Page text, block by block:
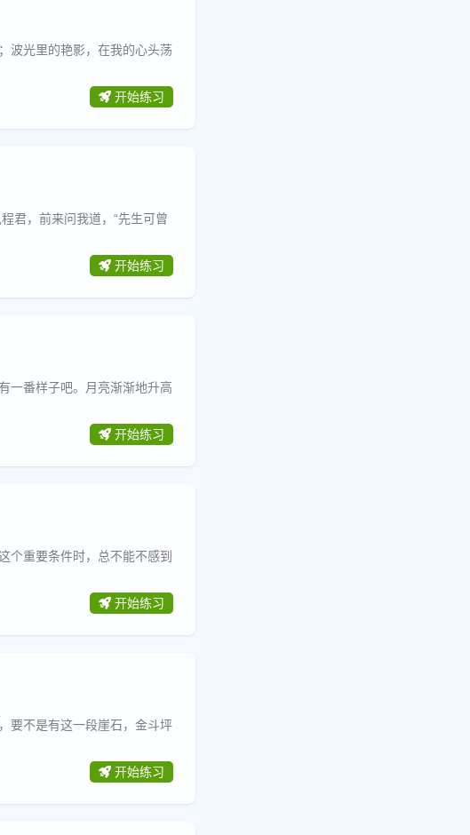
波光里的艳影，在我的心头荡
开始练习
开始练习
一番样子吧。月亮渐渐地升高
开始练习
个重要条件时，总不能不感到
开始练习
要不是有这一段崖石，金斗坪
开始练习